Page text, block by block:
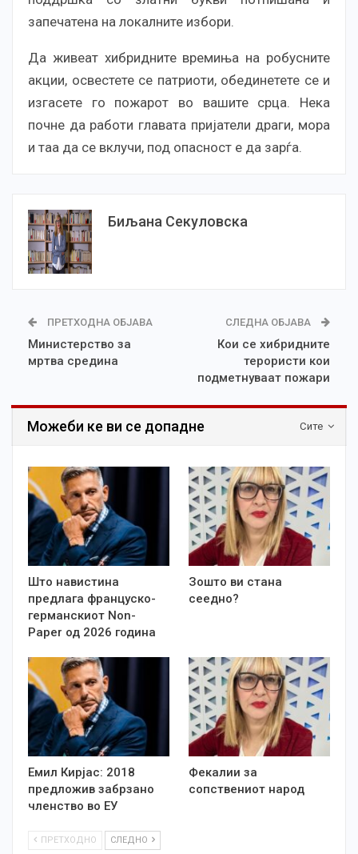
запечатена на локалните избори.
Да живеат хибридните времиња на робусните
акции, освестете се патриоти, обединетете се и
изгасете го пожарот во вашите срца. Нека
почне да работи главата пријатели драги, мора
и таа да се вклучи, под опасност е да зарѓа.
Биљана Секуловска
ПРЕТХОДНА ОБЈАВА
Министерство за
мртва средина
СЛЕДНА ОБЈАВА
Кои се хибридните
терористи кои
подметнуваат пожари
Сите
Можеби ке ви се допадне
Што навистина
предлага француско-
германскиот Non-
Paper од 2026 година
Зошто ви стана
сеедно?
Емил Кирјас: 2018
предложив забрзано
членство во ЕУ
Фекалии за
сопствениот народ
ПРЕТХОДНО СЛЕДНО